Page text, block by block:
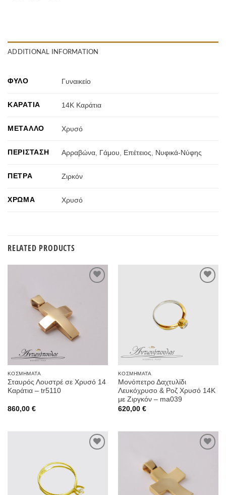
ADDITIONAL INFORMATION
ΦΎΛΟ Γυναικείο
ΚΑΡΆΤΙΑ 14Κ Καράτια
ΜΈΤΑΛΛΟ Χρυσό
ΠΕΡΊΣΤΑΣΗ Αρραβώνα Γάμου Επέτειος Νυφικά-Νύφης
ΠΈΤΡΑ Ζιρκόν
ΧΡΏΜΑ Χρυσό
RELATED PRODUCTS
ΚΟΣΜΉΜΑΤΑ
Σταυρός Λουστρέ σε Χρυσό 14
Καράτια – tr5110
860,00 €
ΚΟΣΜΉΜΑΤΑ
Μονόπετρο Δαχτυλίδι
Λευκόχρυσο & Ροζ Χρυσό 14Κ
με Ζιργκόν – ma039
620,00 €